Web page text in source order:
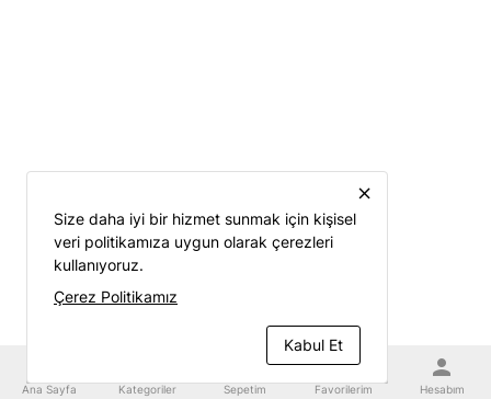
Ana Sayfa Kategoriler Sepetim
favorite
Favorilerim
person
Hesabım
close
Size daha iyi bir hizmet sunmak için kişisel
veri politikamıza uygun olarak çerezleri
kullanıyoruz.
Çerez Politikamız
Kabul Et